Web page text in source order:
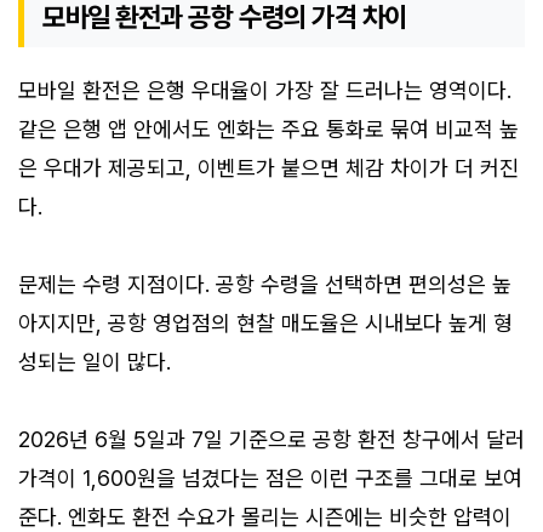
모바일 환전과 공항 수령의 가격 차이
모바일 환전은 은행 우대율이 가장 잘 드러나는 영역이다.
같은 은행 앱 안에서도 엔화는 주요 통화로 묶여 비교적 높
은 우대가 제공되고, 이벤트가 붙으면 체감 차이가 더 커진
다.
문제는 수령 지점이다. 공항 수령을 선택하면 편의성은 높
아지지만, 공항 영업점의 현찰 매도율은 시내보다 높게 형
성되는 일이 많다.
2026년 6월 5일과 7일 기준으로 공항 환전 창구에서 달러
가격이 1,600원을 넘겼다는 점은 이런 구조를 그대로 보여
준다. 엔화도 환전 수요가 몰리는 시즌에는 비슷한 압력이